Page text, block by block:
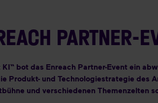
PARTNER-
bot das Enreach Partner-Event ein
Produkt- und Technologiestrategie des
und verschiedenen Themenzelten